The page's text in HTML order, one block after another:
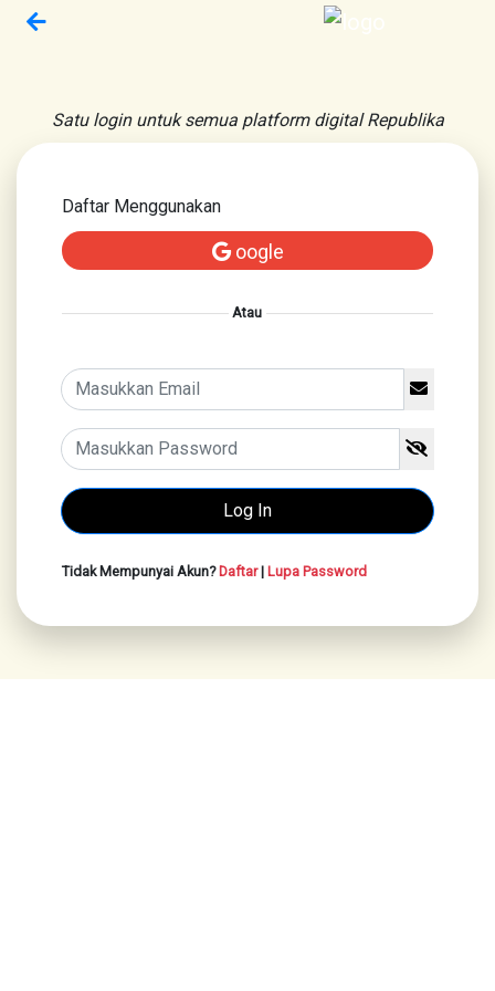
Satu login untuk semua platform digital Republika
Daftar Menggunakan
oogle
Atau
Tidak Mempunyai Akun?Daftar| Lupa Password